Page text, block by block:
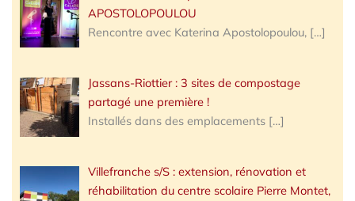
APOSTOLOPOULOU
Rencontre avec Katerina Apostolopoulou, […]
Jassans-Riottier : 3 sites de compostage
partagé une première !
Installés dans des emplacements […]
Villefranche s/S : extension, rénovation et
réhabilitation du centre scolaire Pierre Montet,